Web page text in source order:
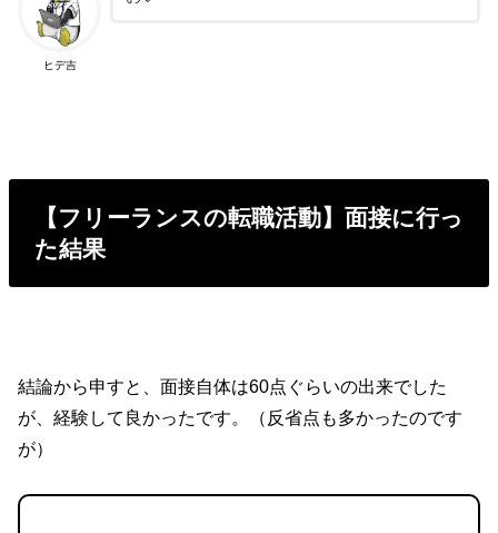
ヒデ吉
【フリーランスの転職活動】面接に行っ
た結果
結論から申すと、面接自体は60点ぐらいの出来でした
が、経験して良かったです。（反省点も多かったのです
が）